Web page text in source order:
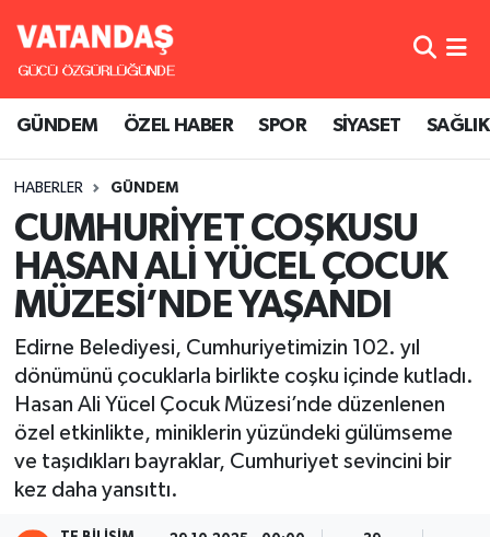
GÜNDEM ÖZEL HABER SPOR SİYASET SAĞLIK
HABERLER GÜNDEM
CUMHURİYET COŞKUSU
HASAN ALİ YÜCEL ÇOCUK
MÜZESİ’NDE YAŞANDI
Edirne Belediyesi, Cumhuriyetimizin 102. yıl
dönümünü çocuklarla birlikte coşku içinde kutladı.
Hasan Ali Yücel Çocuk Müzesi’nde düzenlenen
özel etkinlikte, miniklerin yüzündeki gülümseme
ve taşıdıkları bayraklar, Cumhuriyet sevincini bir
kez daha yansıttı.
GÜNDEM
SPOR
SİYASET
SAĞLIK
Hava Durumu
Süper Lig Puan Durumu ve Fikstür
Tüm Manşetler
Son Dakika Haberleri
Haber Arşivi